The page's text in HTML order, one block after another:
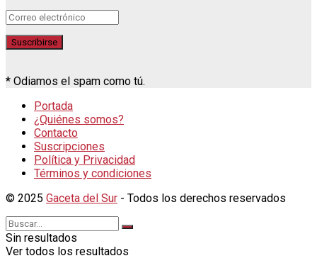
* Odiamos el spam como tú.
Portada
¿Quiénes somos?
Contacto
Suscripciones
Política y Privacidad
Términos y condiciones
© 2025 Gaceta del Sur - Todos los derechos reservados
Sin resultados
Ver todos los resultados